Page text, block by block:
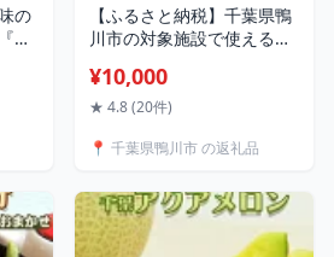
の
と
》
焼
【ふるさと納税】千葉県鴨
川市の対象施設で使える楽
額10,000円 [0010-0229]
¥10,000
★ 4.8 (20件)
📍 千葉県鴨川市 の返礼品